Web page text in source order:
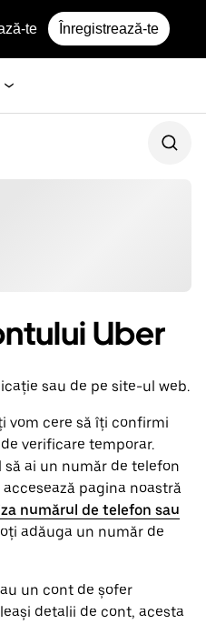
te Înregistrează-te
Uber
sau de pe site-ul web.
vom cere să îți confirmi
verificare temporar.
ai un număr de telefon
pagina noastră
numărul de telefon sau
adăuga un număr de
un cont de șofer
detalii de cont, acesta